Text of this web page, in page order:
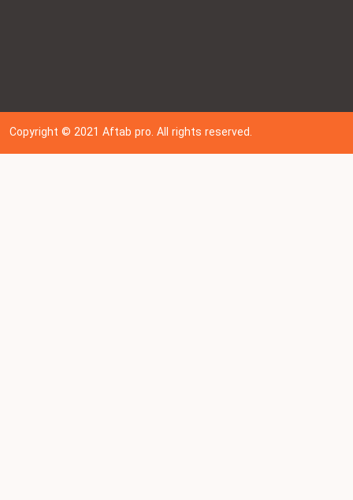
Copyright © 202 1Aftab pro. All rights reserved.